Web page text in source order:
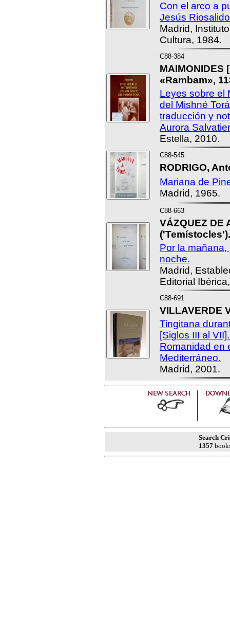
Con el arco a
Jesús
Madrid,
Cultura, 1984.
C88-384
MAIMONIDES
«Rambam»,
Leyes sobre el
del Mishné
traducción y
Aurora
Estella, 2010.
C88-545
RODRIGO,
Mariana de
Madrid, 1965.
C88-663
VÁZQUEZ DE
('Temístocles').
Por la
noche.
Madrid,
Editorial
C88-691
VILLAVERDE
Tingitana
[Siglos III al
Romanidad en
Mediterráneo.
Madrid, 2001.
Search
1357